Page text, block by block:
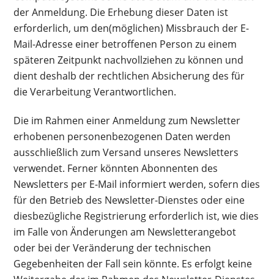
der Anmeldung. Die Erhebung dieser Daten ist
erforderlich, um den(möglichen) Missbrauch der E-
Mail-Adresse einer betroffenen Person zu einem
späteren Zeitpunkt nachvollziehen zu können und
dient deshalb der rechtlichen Absicherung des für
die Verarbeitung Verantwortlichen.
Die im Rahmen einer Anmeldung zum Newsletter
erhobenen personenbezogenen Daten werden
ausschließlich zum Versand unseres Newsletters
verwendet. Ferner könnten Abonnenten des
Newsletters per E-Mail informiert werden, sofern dies
für den Betrieb des Newsletter-Dienstes oder eine
diesbezügliche Registrierung erforderlich ist, wie dies
im Falle von Änderungen am Newsletterangebot
oder bei der Veränderung der technischen
Gegebenheiten der Fall sein könnte. Es erfolgt keine